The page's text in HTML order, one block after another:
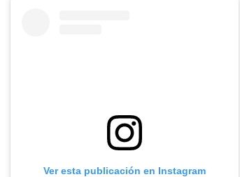
Ver esta publicación en Instagram